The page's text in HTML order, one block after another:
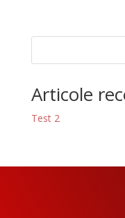
Articole
Test 2